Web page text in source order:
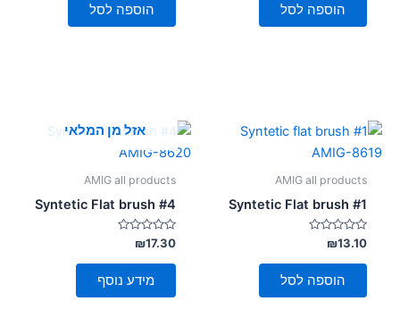
הוספה לסל הוספה לסל
AMIG all products
Syntetic Flat brush #1
דורג
0
מתוך
₪13.10
הוספה לסל
אזל מן המלאי
AMIG all products
Syntetic Flat brush #4
דורג
0
מתוך
₪17.30
מידע נוסף